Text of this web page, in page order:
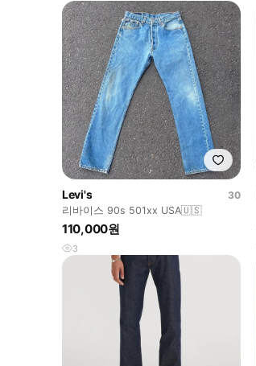
Levi's
30
리바이스 90s 501xx USA🇺🇸
110,000원
3